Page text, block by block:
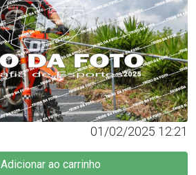
01/02/2025 12:21
Adicionar ao carrinho